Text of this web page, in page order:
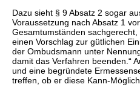
Dazu sieht § 9 Absatz 2 sogar
Voraussetzung nach Absatz 1
Gesamtumständen
einen Vorschlag zur gütlichen
der Ombudsmann unter
damit das Verfahren beenden.“
und eine begründete
treffen, ob er diese Kann-